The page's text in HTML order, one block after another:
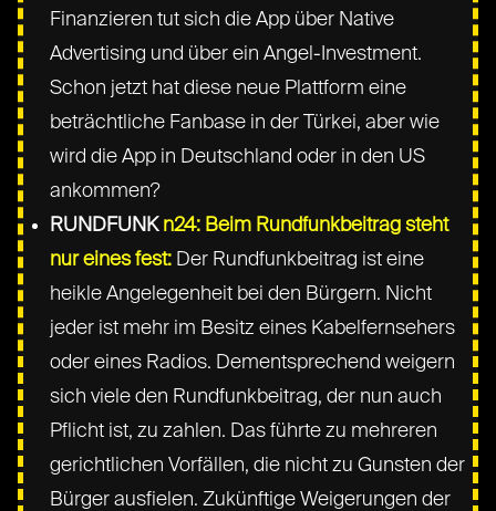
Finanzieren tut sich die App über Native
Advertising und über ein Angel-Investment.
Schon jetzt hat diese neue Plattform eine
beträchtliche Fanbase in der Türkei, aber wie
wird die App in Deutschland oder in den US
ankommen?
RUNDFUNK n24: Beim Rundfunkbeitrag steht
nur eines fest: Der Rundfunkbeitrag ist eine
heikle Angelegenheit bei den Bürgern. Nicht
jeder ist mehr im Besitz eines Kabelfernsehers
oder eines Radios. Dementsprechend weigern
sich viele den Rundfunkbeitrag, der nun auch
Pflicht ist, zu zahlen. Das führte zu mehreren
gerichtlichen Vorfällen, die nicht zu Gunsten der
Bürger ausfielen. Zukünftige Weigerungen der